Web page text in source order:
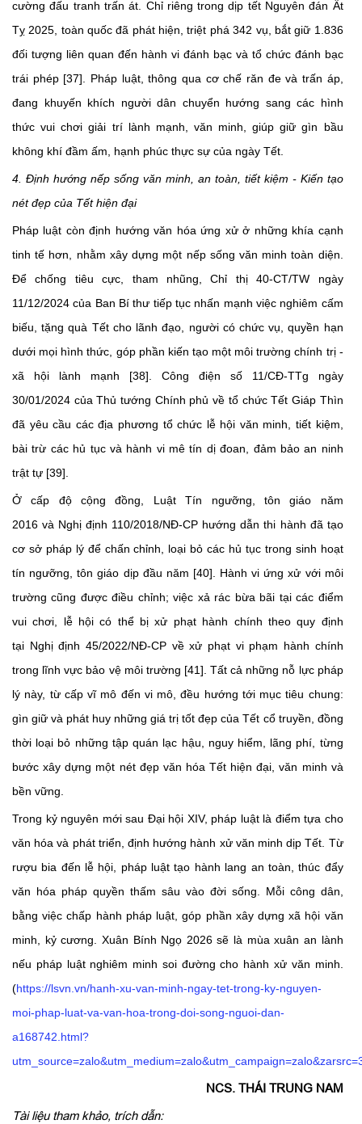
cường đấu tranh trấn át. Chỉ riêng trong dịp tết Nguyên đán Ất
Tỵ 2025, toàn quốc đã phát hiện, triệt phá 342 vụ, bắt giữ 1.836
đối tượng liên quan đến hành vi đánh bạc và tổ chức đánh bạc
trái phép [37]. Pháp luật, thông qua cơ chế răn đe và trấn áp,
đang khuyến khích người dân chuyển hướng sang các hình
thức vui chơi giải trí lành mạnh, văn minh, giúp giữ gìn bầu
không khí đầm ấm, hạnh phúc thực sự của ngày Tết.
4. Định hướng nếp sống văn minh, an toàn, tiết kiệm - Kiến tạo
nét đẹp của Tết hiện đại
Pháp luật còn định hướng văn hóa ứng xử ở những khía cạnh
tinh tế hơn, nhằm xây dựng một nếp sống văn minh toàn diện.
Để chống tiêu cực, tham nhũng, Chỉ thị 40-CT/TW ngày
11/12/2024 của Ban Bí thư tiếp tục nhấn mạnh việc nghiêm cấm
biếu, tặng quà Tết cho lãnh đạo, người có chức vụ, quyền hạn
dưới mọi hình thức, góp phần kiến tạo một môi trường chính trị -
xã hội lành mạnh [38]. Công điện số 11/CĐ-TTg ngày
30/01/2024 của Thủ tướng Chính phủ về tổ chức Tết Giáp Thìn
đã yêu cầu các địa phương tổ chức lễ hội văn minh, tiết kiệm,
bài trừ các hủ tục và hành vi mê tín dị đoan, đảm bảo an ninh
trật tự [39].
Ở cấp độ cộng đồng, Luật Tín ngưỡng, tôn giáo năm
2016 và Nghị định 110/2018/NĐ-CP hướng dẫn thi hành đã tạo
cơ sở pháp lý để chấn chỉnh, loại bỏ các hủ tục trong sinh hoạt
tín ngưỡng, tôn giáo dịp đầu năm [40]. Hành vi ứng xử với môi
trường cũng được điều chỉnh; việc xả rác bừa bãi tại các điểm
vui chơi, lễ hội có thể bị xử phạt hành chính theo quy định
tại Nghị định 45/2022/NĐ-CP về xử phạt vi phạm hành chính
trong lĩnh vực bảo vệ môi trường [41]. Tất cả những nỗ lực pháp
lý này, từ cấp vĩ mô đến vi mô, đều hướng tới mục tiêu chung:
gìn giữ và phát huy những giá trị tốt đẹp của Tết cổ truyền, đồng
thời loại bỏ những tập quán lạc hậu, nguy hiểm, lãng phí, từng
bước xây dựng một nét đẹp văn hóa Tết hiện đại, văn minh và
bền vững.
Trong kỷ nguyên mới sau Đại hội XIV, pháp luật là điểm tựa cho
văn hóa và phát triển, định hướng hành xử văn minh dịp Tết. Từ
rượu bia đến lễ hội, pháp luật tạo hành lang an toàn, thúc đẩy
văn hóa pháp quyền thấm sâu vào đời sống. Mỗi công dân,
bằng việc chấp hành pháp luật, góp phần xây dựng xã hội văn
minh, kỷ cương. Xuân Bính Ngọ 2026 sẽ là mùa xuân an lành
nếu pháp luật nghiêm minh soi đường cho hành xử văn minh.
(https://lsvn.vn/hanh-xu-van-minh-ngay-tet-trong-ky-nguyen-
moi-phap-luat-va-van-hoa-trong-doi-song-nguoi-dan-
a168742.html?
NCS. THÁI TRUNG NAM
Tài liệu tham khảo, trích dẫn: